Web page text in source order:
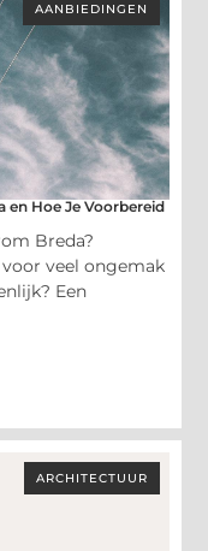
AANBIEDINGEN
Hoe Je Voorbereid
Breda?
veel ongemak
Een
ARCHITECTUUR